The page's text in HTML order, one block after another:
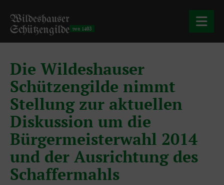
Wildeshauser
Schützengilde von 1403
Die Wildeshauser
Schützengilde nimmt
Stellung zur aktuellen
Diskussion um die
Bürgermeisterwahl 2014
und der Ausrichtung des
Schaffermahls